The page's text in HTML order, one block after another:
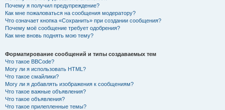
Почему я получил предупреждение?
Как мне пожаловаться на сообщения модератору?
Что означает кнопка «Сохранить» при создании сообщения?
Почему моё сообщение требует одобрения?
Как мне вновь поднять мою тему?
Форматирование сообщений и типы создаваемых тем
Что такое BBCode?
Могу ли я использовать HTML?
Что такое смайлики?
Могу ли я добавлять изображения к сообщениям?
Что такое важные объявления?
Что такое объявления?
Что такое прилепленные темы?